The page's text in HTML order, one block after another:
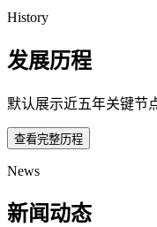
History
发展历程
默认展示近五年关键节
查看完整历程
News
新闻动态